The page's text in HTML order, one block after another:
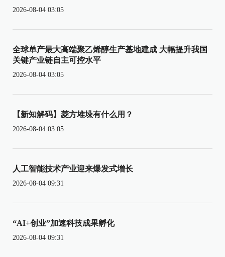
2026-08-04 03:05
全球单产最大高端聚乙烯醇生产基地建成 大幅提升我国
关键产业链自主可控水平
2026-08-04 03:05
【新知解码】菱方堆垛有什么用？
2026-08-04 03:05
人工智能技术产业迎来爆发式增长
2026-08-04 09:31
“AI+创业”加速科技成果孵化
2026-08-04 09:31